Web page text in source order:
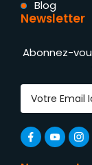
Blog
Newsletter
Abonnez-